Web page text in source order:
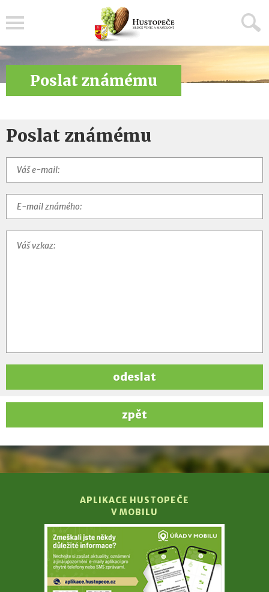
Poslat známému
Poslat známému
odeslat
zpět
APLIKACE HUSTOPEČE
V MOBILU